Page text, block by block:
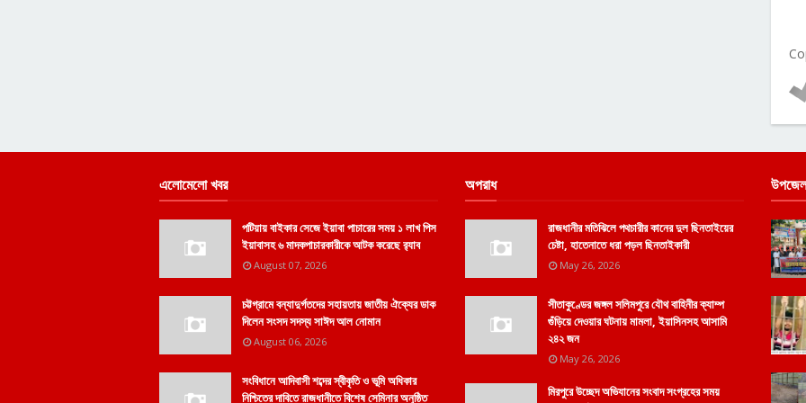
এলোমেলো খবর
পটিয়ায় বাইকার সেজে ইয়াবা পাচারের সময় ১ লাখ পিস
ইয়াবাসহ ৬ মাদকপাচারকারীকে আটক করেছে র‌্যাব
August 07, 2026
চট্টগ্রামে বন্যাদুর্গতদের সহায়তায় জাতীয় ঐক্যের ডাক
দিলেন সংসদ সদস্য সাঈদ আল নোমান
August 06, 2026
সংবিধানে আদিবাসী শব্দের স্বীকৃতি ও ভূমি অধিকার
নিশ্চিতের দাবিতে রাজধানীতে বিশেষ সেমিনার অনুষ্ঠিত
অপরাধ
রাজধানীর মতিঝিলে পথচারীর কানের দুল ছিনতাইয়ের
চেষ্টা, হাতেনাতে ধরা পড়ল ছিনতাইকারী
May 26, 2026
সীতাকুণ্ডের জঙ্গল সলিমপুরে যৌথ বাহিনীর ক্যাম্প
গুঁড়িয়ে দেওয়ার ঘটনায় মামলা, ইয়াসিনসহ আসামি
২৪২ জন
May 26, 2026
মিরপুরে উচ্ছেদ অভিযানের সংবাদ সংগ্রহের সময়